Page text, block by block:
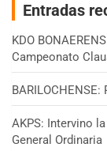
Entradas
KDO
Campeonato
AKPS: Intervino
General Ordinaria